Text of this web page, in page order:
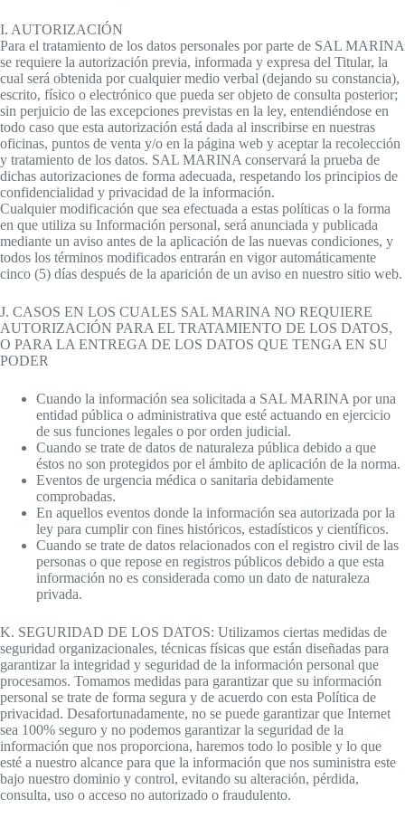
I. AUTORIZACIÓN
Para el tratamiento de los datos personales por parte de SAL MARINA
se requiere la autorización previa, informada y expresa del Titular, la
cual será obtenida por cualquier medio verbal (dejando su constancia),
escrito, físico o electrónico que pueda ser objeto de consulta posterior;
sin perjuicio de las excepciones previstas en la ley, entendiéndose en
todo caso que esta autorización está dada al inscribirse en nuestras
oficinas, puntos de venta y/o en la página web y aceptar la recolección
y tratamiento de los datos. SAL MARINA conservará la prueba de
dichas autorizaciones de forma adecuada, respetando los principios de
confidencialidad y privacidad de la información.
Cualquier modificación que sea efectuada a estas políticas o la forma
en que utiliza su Información personal, será anunciada y publicada
mediante un aviso antes de la aplicación de las nuevas condiciones, y
todos los términos modificados entrarán en vigor automáticamente
cinco (5) días después de la aparición de un aviso en nuestro sitio web.
J. CASOS EN LOS CUALES SAL MARINA NO REQUIERE
AUTORIZACIÓN PARA EL TRATAMIENTO DE LOS DATOS,
O PARA LA ENTREGA DE LOS DATOS QUE TENGA EN SU
PODER
Cuando la información sea solicitada a SAL MARINA por una
entidad pública o administrativa que esté actuando en ejercicio
de sus funciones legales o por orden judicial.
Cuando se trate de datos de naturaleza pública debido a que
éstos no son protegidos por el ámbito de aplicación de la norma.
Eventos de urgencia médica o sanitaria debidamente
comprobadas.
En aquellos eventos donde la información sea autorizada por la
ley para cumplir con fines históricos, estadísticos y científicos.
Cuando se trate de datos relacionados con el registro civil de las
personas o que repose en registros públicos debido a que esta
información no es considerada como un dato de naturaleza
privada.
K. SEGURIDAD DE LOS DATOS: Utilizamos ciertas medidas de
seguridad organizacionales, técnicas físicas que están diseñadas para
garantizar la integridad y seguridad de la información personal que
procesamos. Tomamos medidas para garantizar que su información
personal se trate de forma segura y de acuerdo con esta Política de
privacidad. Desafortunadamente, no se puede garantizar que Internet
sea 100% seguro y no podemos garantizar la seguridad de la
información que nos proporciona, haremos todo lo posible y lo que
esté a nuestro alcance para que la información que nos suministra este
bajo nuestro dominio y control, evitando su alteración, pérdida,
consulta, uso o acceso no autorizado o fraudulento.